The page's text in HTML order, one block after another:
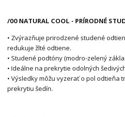
/00 NATURAL COOL - PRÍRODNÉ
• Zvýrazňuje prirodzené studené
redukuje žlté odtiene.
• Studené podtóny (modro-zelený
• Ideálne na prekrytie odolných
• Výsledky môžu vyzerať o pol odtieňa
prekrytiu šedín.